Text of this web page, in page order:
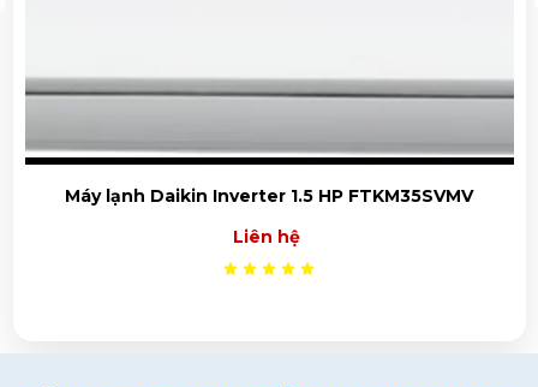
Máy lạnh Daikin Inverter 1.5 HP FTKM35SVMV
Liên hệ